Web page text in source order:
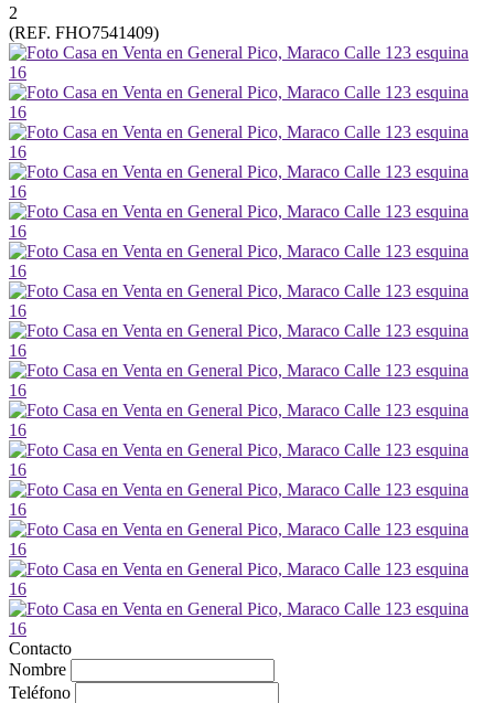
2
(REF. FHO7541409)
Contacto
Nombre
Teléfono